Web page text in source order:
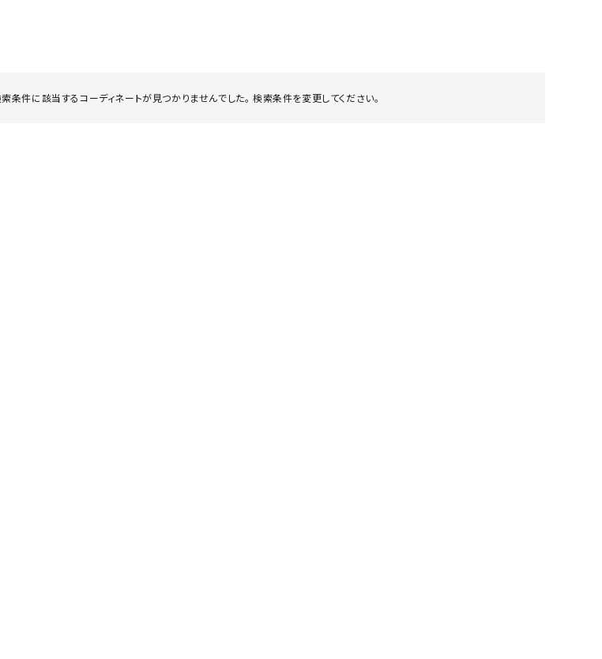
条件に該当するコーディネートが見つかりませんでした。 検索条件を変更してください。